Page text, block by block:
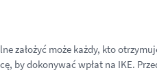
założyć może każdy, kto
by dokonywać wpłat na IKE.